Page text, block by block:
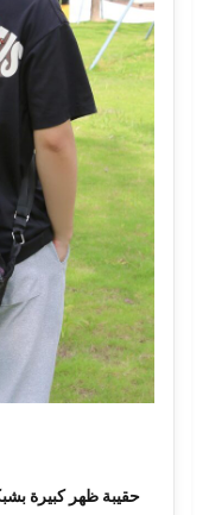
حقيبة ظهر كبيرة